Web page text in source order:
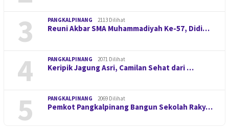
3 PANGKALPINANG 2113 Dilihat
Reuni Akbar SMA Muhammadiyah Ke-57, Didi…
4 PANGKALPINANG 2071 Dilihat
Keripik Jagung Asri, Camilan Sehat dari …
5 PANGKALPINANG 2069 Dilihat
Pemkot Pangkalpinang Bangun Sekolah Raky…